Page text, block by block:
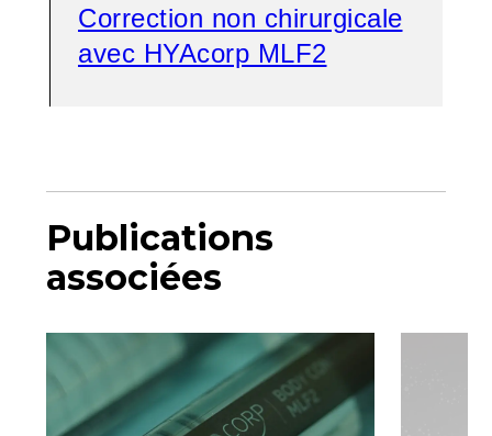
Correction non chirurgicale
avec HYAcorp MLF2
Publications
associées